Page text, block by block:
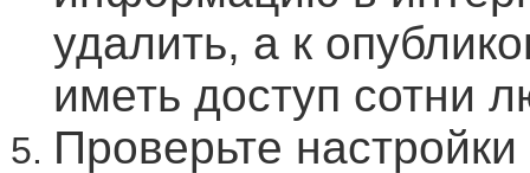
удалить, а к
иметь доступ сотни
Проверьте